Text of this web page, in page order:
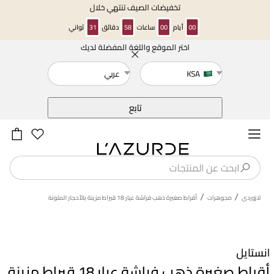
تخفيضات الصيف تنتهي خلال
00 أيام 00 ساعات 58 دقائق 31 ثواني
اختر الموقع واللغة المفضلة لديك
KSA
عربي
تابع
لازوردى / مجوهرات / أقراط صغيرة ذهب فراشة عيار 18 قيراط مزينة بالأحجار الملونة
انستايل